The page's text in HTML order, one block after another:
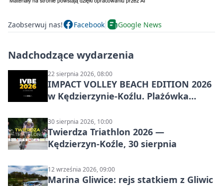
Zaobserwuj nas! Facebook Google News
Nadchodzące wydarzenia
22 sierpnia 2026, 08:00
IMPACT VOLLEY BEACH EDITION 2026
w Kędzierzynie-Koźlu. Plażówka
30 sierpnia 2026, 10:00
Twierdza Triathlon 2026 —
Kędzierzyn-Koźle, 30 sierpnia
12 września 2026, 09:00
Marina Gliwice: rejs statkiem z Gliwic